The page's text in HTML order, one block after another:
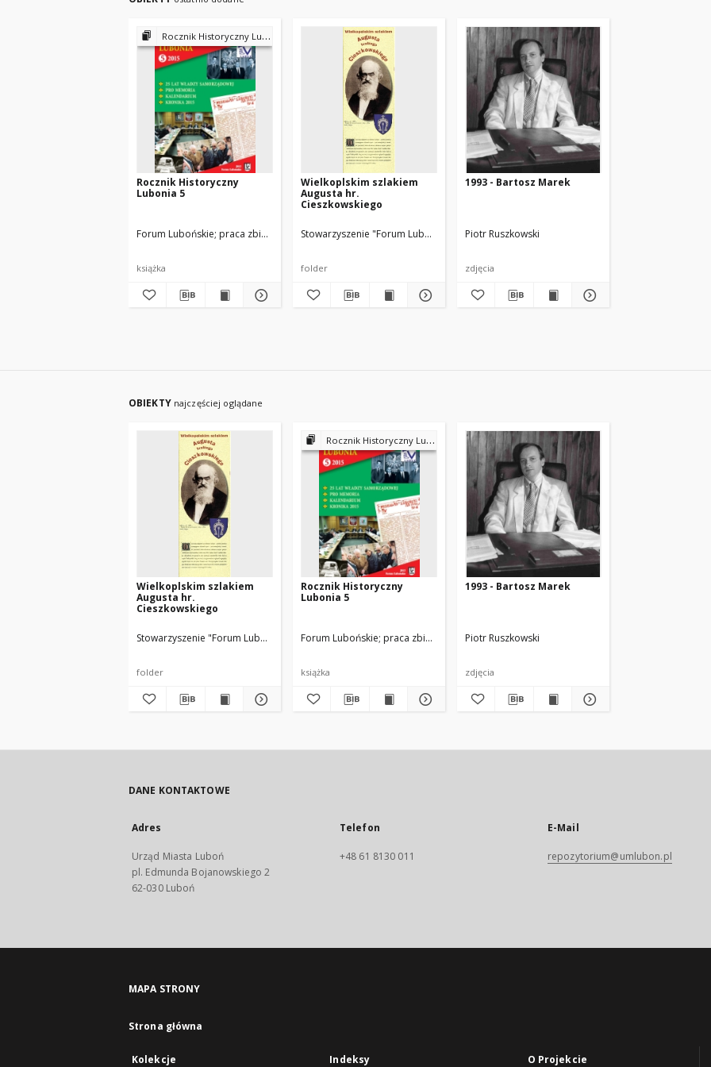
Rocznik Historyczny Lubonia
Rocznik Historyczny
Lubonia 5
Forum Lubońskie praca zbiorowa pod red. Piotr P. Ruszkowski
książka
Wielkoplskim szlakiem
Augusta hr.
Cieszkowskiego
Stowarzyszenie "Forum Lubońskie" Marek Bartosz; Adam Dworaczyk; Krzysztof Moliński;
folder
1993 - Bartosz Marek
Piotr Ruszkowski
zdjęcia
OBIEKTY najczęściej oglądane
Wielkoplskim szlakiem
Augusta hr.
Cieszkowskiego
Stowarzyszenie "Forum Lubońskie" Marek Bartosz; Adam Dworaczyk; Krzysztof Moliński; Piotr Ruszkowski; Stanisław
folder
Rocznik Historyczny Lubonia
Rocznik Historyczny
Lubonia 5
Forum Lubońskie praca zbiorowa pod red. Piotr P. Ruszkowski
książka
1993 - Bartosz Marek
Piotr Ruszkowski
zdjęcia
DANE KONTAKTOWE
Adres
Urząd Miasta Luboń
pl. Edmunda Bojanowskiego 2
62-030 Luboń
Telefon
+48 61 8130 011
E-Mail
repozytorium@umlubon.pl
MAPA STRONY
Strona główna
Kolekcje Indeksy O Projekcie